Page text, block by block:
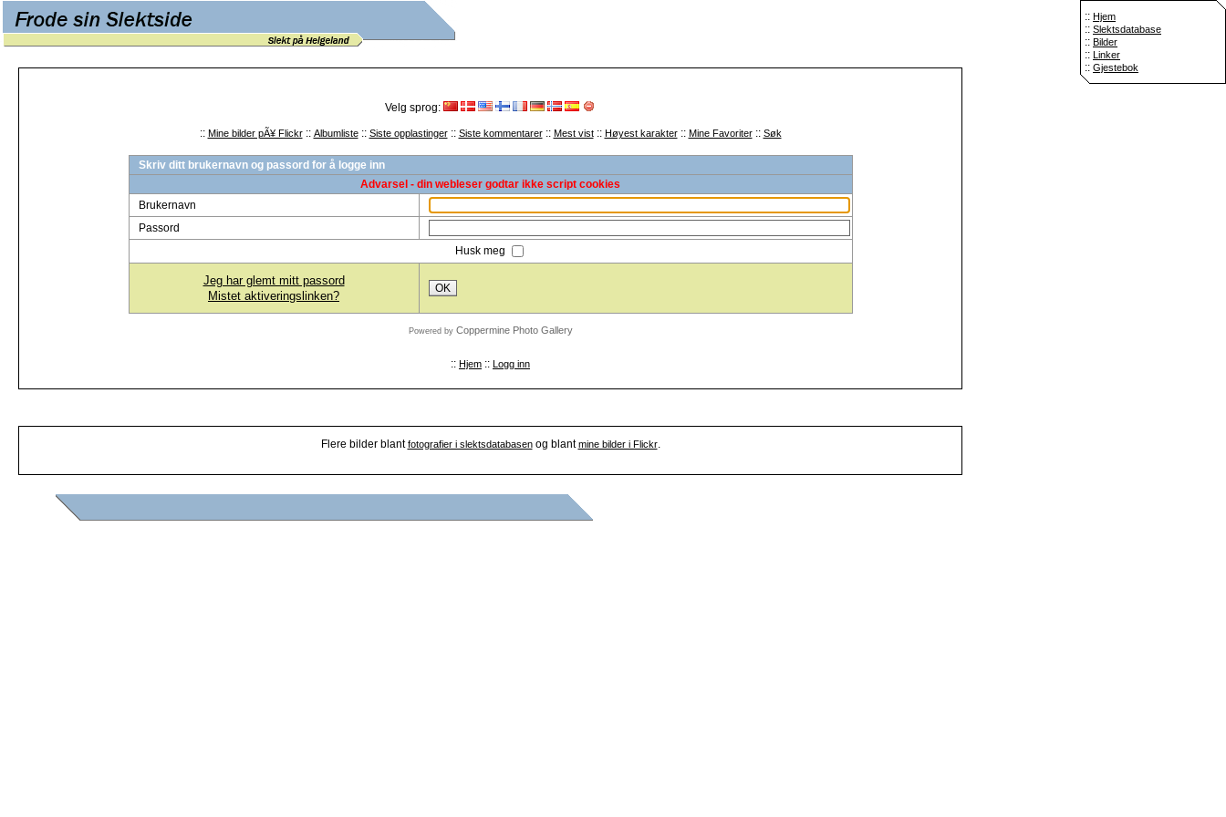
:: Hjem
:: Slektsdatabase
:: Bilder
:: Linker
:: Gjestebok
Velg sprog:
:: Mine bilder pÃ¥ Flickr:: Albumliste:: Siste opplastinger:: Siste kommentarer:: Mest vist:: Høyest karakter:: Mine Favoriter:: Søk
Skriv ditt brukernavn og passord for å logge inn
Advarsel - din webleser godtar ikke script cookies
Brukernavn
Passord
Husk meg
Jeg har glemt mitt passord
Mistet aktiveringslinken?
OK
Powered by Coppermine Photo Gallery
:: Hjem :: Logg inn
Flere bilder blantfotografier i slektsdatabasenog blantmine bilder i Flickr.